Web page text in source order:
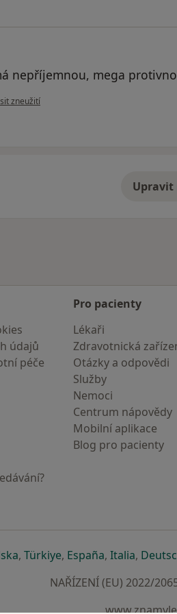
nepříjemnou, mega
uživatele Pacient
zneužití
Upravit
údajů
péče
Pro pacienty
Lékaři
Zdravotnická
Otázky a odpovědi
Služby
Nemoci
Centrum nápovědy
Mobilní aplikace
Blog pro pacienty
se otevře v nové záložce
, Türkiyese otevře v nové
, Españase otevře v
, Italiase
,
NAŘÍZENÍ (EU) 2022/